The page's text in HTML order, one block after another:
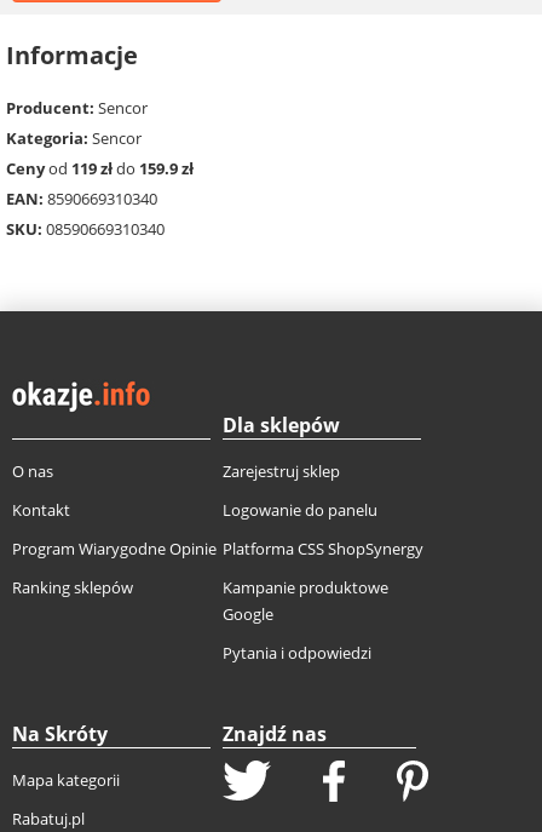
Informacje
Producent: Sencor
Kategoria: Sencor
Cenyod 119 złdo 159.9 zł
EAN: 8590669310340
SKU: 08590669310340
O nas
Kontakt
Program Wiarygodne Opinie
Ranking sklepów
Dla sklepów
Zarejestruj sklep
Logowanie do panelu
Platforma CSS ShopSynergy
Kampanie produktowe
Google
Pytania i odpowiedzi
Na Skróty
Mapa kategorii
Rabatuj.pl
Znajdź nas